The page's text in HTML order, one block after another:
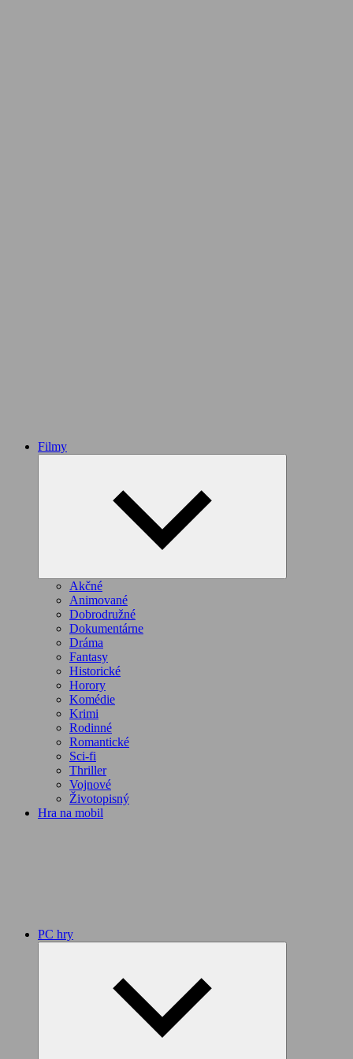
Filmy
Akčné
Animované
Dobrodružné
Dokumentárne
Dráma
Fantasy
Historické
Horory
Komédie
Krimi
Rodinné
Romantické
Sci-fi
Thriller
Vojnové
Životopisný
Hra na mobil
PC hry